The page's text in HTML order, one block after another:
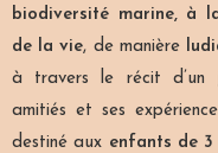
biodiversité marine, à
de la vie, de manière
à travers le récit d’un
amitiés et ses
destiné aux enfants de 3